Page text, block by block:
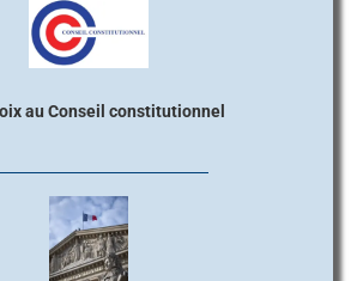
au Conseil constitutionnel